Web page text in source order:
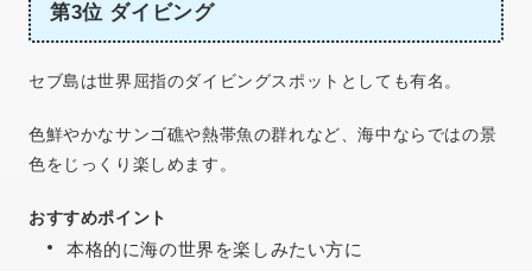
第3位 ダイビング
セブ島は世界屈指のダイビングスポットとしても有名。
色鮮やかなサンゴ礁や熱帯魚の群れなど、海中ならではの景
色をじっくり楽しめます。
おすすめポイント
本格的に海の世界を楽しみたい方に